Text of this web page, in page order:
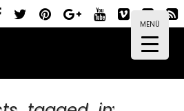
MENÜ